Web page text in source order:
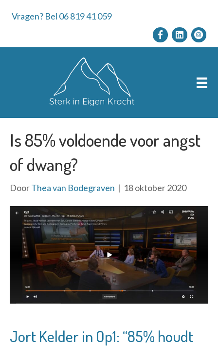
Vragen? Bel 06 819 41 059
Is 85% voldoende voor angst
of dwang?
DoorThea van Bodegraven | 18 oktober 2020
Jort Kelder in Op1: “85% houdt